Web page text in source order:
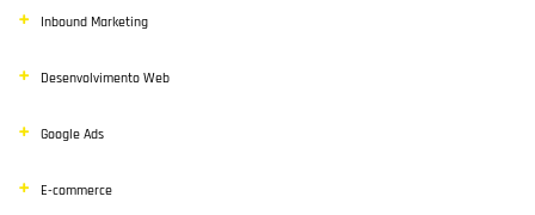
Inbound Marketing
Desenvolvimento Web
Google Ads
E-commerce